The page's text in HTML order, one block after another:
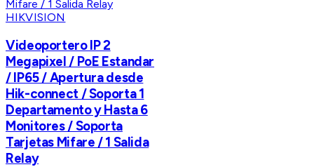
HIKVISION
Videoportero IP 2
Megapixel / PoE Estandar
/ IP65 / Apertura desde
Hik-connect / Soporta 1
Departamento y Hasta 6
Monitores / Soporta
Tarjetas Mifare / 1 Salida
Relay